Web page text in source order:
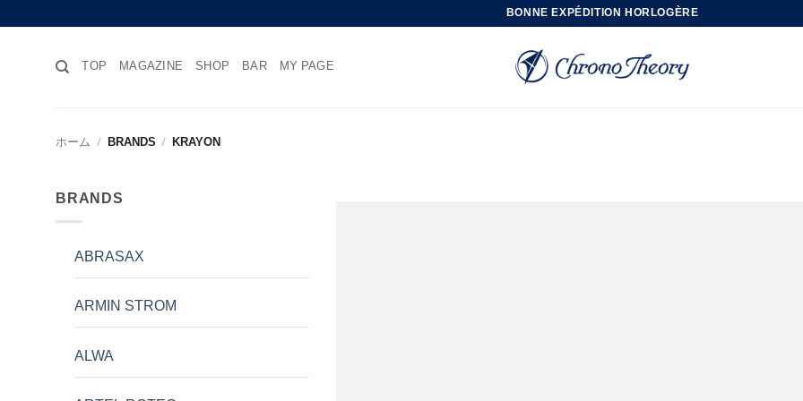
to
BONNE EXPÉDITION HORLOGÈRE
TOP MAGAZINE SHOP BAR MY PAGE
ホーム / BRANDS / KRAYON
BRANDS
ABRASAX
ARMIN STROM
ALWA